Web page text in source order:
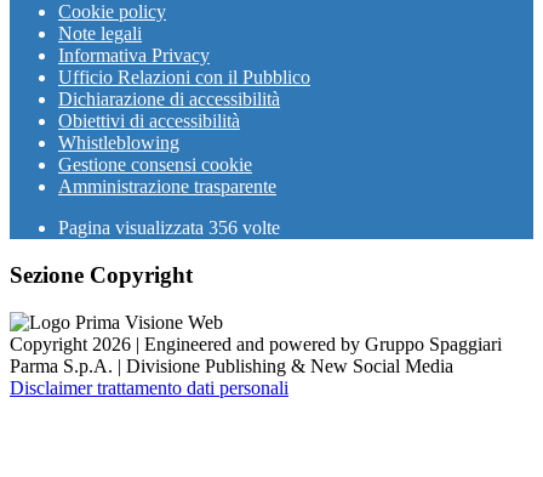
Cookie policy
Note legali
Informativa Privacy
Ufficio Relazioni con il Pubblico
Dichiarazione di accessibilità
Obiettivi di accessibilità
Whistleblowing
Gestione consensi cookie
Amministrazione trasparente
Pagina visualizzata 356 volte
Sezione Copyright
Copyright 2026 | Engineered and powered by Gruppo Spaggiari
Parma S.p.A. | Divisione Publishing & New Social Media
Disclaimer trattamento dati personali